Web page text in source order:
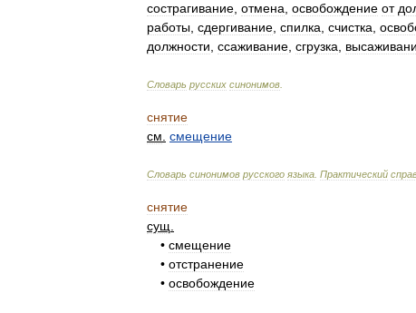
сострагивание отмена освобождение от
работы сдергивание спилка счистка
должности ссаживание сгрузка
Словарь русских синонимов
снятие
см смещение
Словарь синонимов русского языка Практический
снятие
сущ
• смещение
• отстранение
• освобождение